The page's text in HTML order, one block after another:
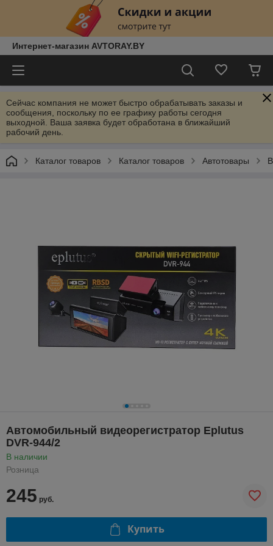
Интернет-магазин AVTORAY.BY
Сейчас компания не может быстро обрабатывать заказы и
сообщения, поскольку по ее графику работы сегодня
выходной. Ваша заявка будет обработана в ближайший
рабочий день.
Каталог товаров Каталог товаров Автотовары
Автомобильный видеорегистратор Eplutus
DVR-944/2
В наличии
Розница
245 руб.
Купить